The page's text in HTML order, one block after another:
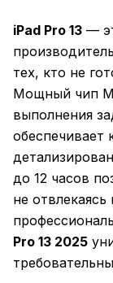
iPad Pro 13 —
тех, кто не
Мощный чип
выполнения
обеспечивает
до 12 часов
не
Pro 13 2025